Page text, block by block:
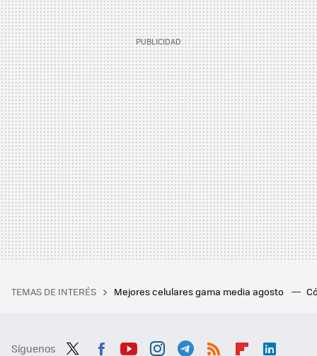
TEMAS DE INTERÉS Mejores celulares gama media agosto
Síguenos